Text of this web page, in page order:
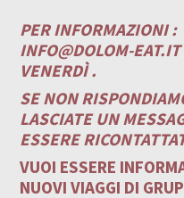
PER INFORMAZIONI :
INFO@DOLOM-EAT.IT
VENERDÌ .
SE NON
LASCIATE UN
ESSERE
VUOI ESSERE
NUOVI VIAGGI DI